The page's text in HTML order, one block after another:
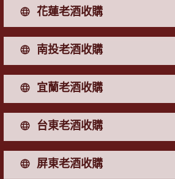
花蓮老酒收購
南投老酒收購
宜蘭老酒收購
台東老酒收購
屏東老酒收購